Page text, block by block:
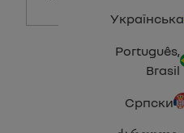
Українська
Português,
Brasil
Српски